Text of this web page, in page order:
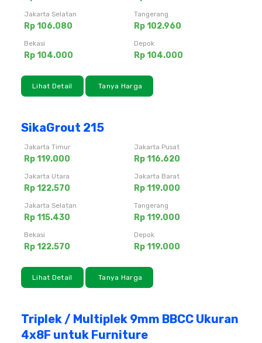
Jakarta Selatan
Rp 106.080
Tangerang
Rp 102.960
Bekasi
Rp 104.000
Depok
Rp 104.000
Lihat Detail Tanya Harga
SikaGrout 215
Jakarta Timur
Rp 119.000
Jakarta Pusat
Rp 116.620
Jakarta Utara
Rp 122.570
Jakarta Barat
Rp 119.000
Jakarta Selatan
Rp 115.430
Tangerang
Rp 119.000
Bekasi
Rp 122.570
Depok
Rp 119.000
Lihat Detail Tanya Harga
Triplek / Multiplek 9mm BBCC Ukuran
4x8F untuk Furniture